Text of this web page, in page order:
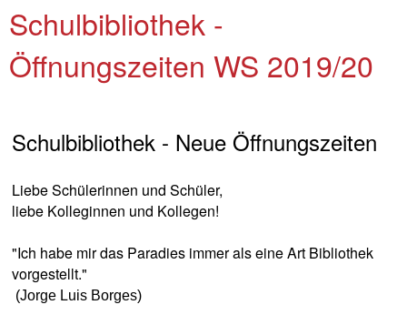
Schulbibliothek -
Öffnungszeiten WS 2019/20
Schulbibliothek - Neue Öffnungszeiten
Liebe Schülerinnen und Schüler,
liebe Kolleginnen und Kollegen!
"Ich habe mir das Paradies immer als eine Art Bibliothek
vorgestellt."
(Jorge Luis Borges)